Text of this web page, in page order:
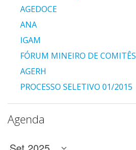
AGEDOCE
ANA
IGAM
FÓRUM MINEIRO DE COMITÊS
AGERH
PROCESSO SELETIVO 01/2015
Agenda